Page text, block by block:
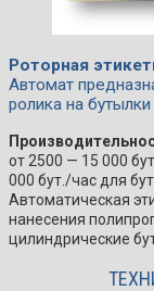
Роторная
Автомат
ролика на бутылки
от 2500 — 15 000
000 бут./час для
Автоматическая
нанесения
цилиндрические